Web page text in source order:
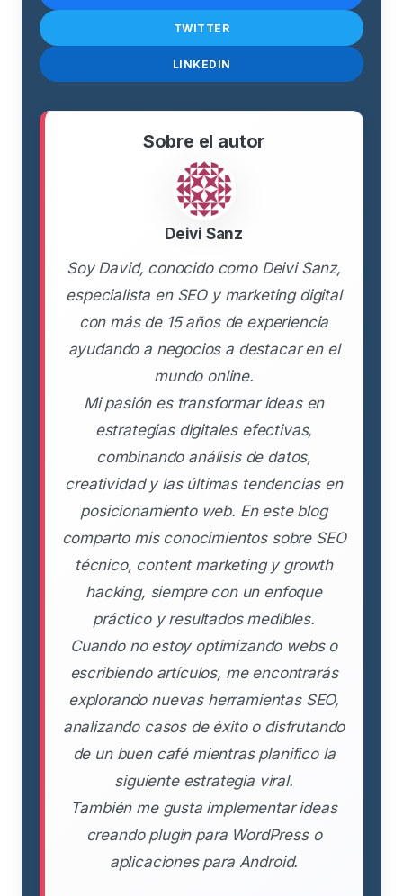
TWITTER
LINKEDIN
Sobre el autor
Deivi Sanz
Soy David, conocido como Deivi Sanz,
especialista en SEO y marketing digital
con más de 15 años de experiencia
ayudando a negocios a destacar en el
mundo online.
Mi pasión es transformar ideas en
estrategias digitales efectivas,
combinando análisis de datos,
creatividad y las últimas tendencias en
posicionamiento web. En este blog
comparto mis conocimientos sobre SEO
técnico, content marketing y growth
hacking, siempre con un enfoque
práctico y resultados medibles.
Cuando no estoy optimizando webs o
escribiendo artículos, me encontrarás
explorando nuevas herramientas SEO,
analizando casos de éxito o disfrutando
de un buen café mientras planifico la
siguiente estrategia viral.
También me gusta implementar ideas
creando plugin para WordPress o
aplicaciones para Android.